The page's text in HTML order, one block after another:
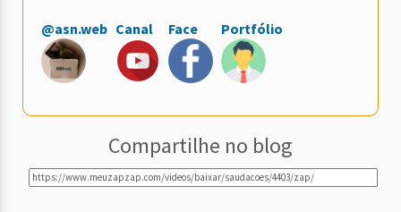
@asn.web Canal Face Portfólio
Compartilhe no blog